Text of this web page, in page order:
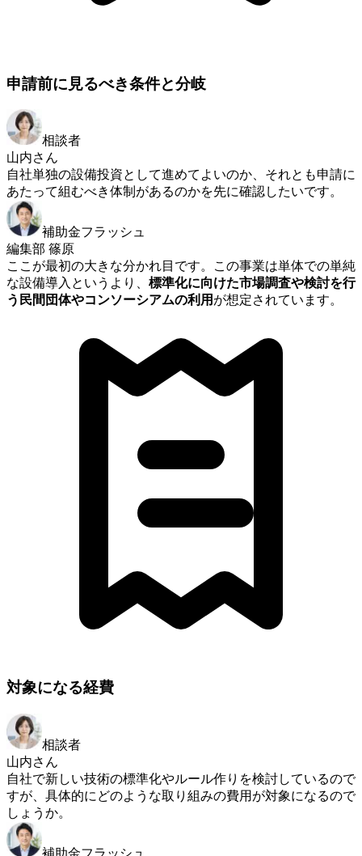
申請前に見るべき条件と分岐
相談者
山内さん
自社単独の設備投資として進めてよいのか、それとも申請に
あたって組むべき体制があるのかを先に確認したいです。
補助金フラッシュ
編集部 篠原
ここが最初の大きな分かれ目です。この事業は単体での単純
な設備導入というより、 標準化に向けた市場調査や検討を行
う民間団体やコンソーシアムの利用 が想定されています。
対象になる経費
相談者
山内さん
自社で新しい技術の標準化やルール作りを検討しているので
すが、具体的にどのような取り組みの費用が対象になるので
しょうか。
補助金フラッシュ